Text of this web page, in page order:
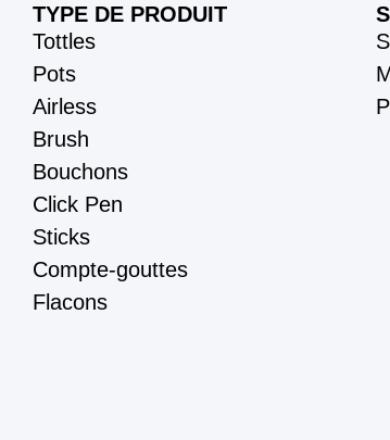
TYPE DE PRODUIT
Tottles
Pots
Airless
Brush
Bouchons
Click Pen
Sticks
Compte-gouttes
Flacons